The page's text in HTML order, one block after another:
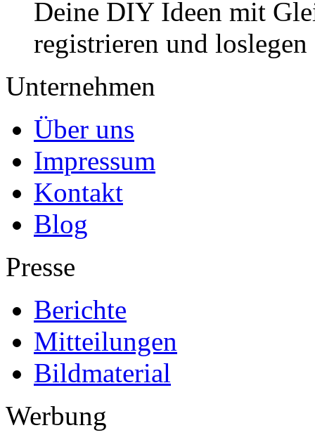
Deine DIY Ideen mit
registrieren und loslegen
Unternehmen
Über uns
Impressum
Kontakt
Blog
Presse
Berichte
Mitteilungen
Bildmaterial
Werbung